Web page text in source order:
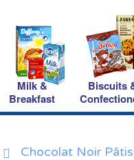
Milk &
Breakfast
Biscuits
Chocolat Noir